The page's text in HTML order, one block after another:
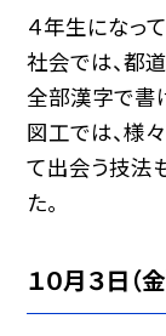
４年生になっ
社会では、都
全部漢字で書
図工では、様
て出会う技法
た。
１０月３日